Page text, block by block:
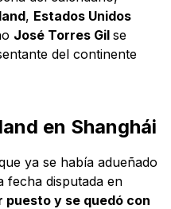
, Estados Unidos
José Torres Gil se
del continente
en Shanghái
ya se había adueñado
fecha disputada en
puesto y se quedó con